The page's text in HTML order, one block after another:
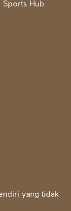
Sports Hub
yang tidak